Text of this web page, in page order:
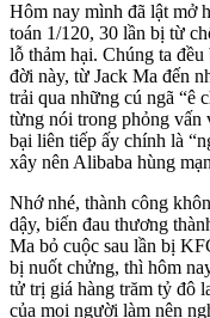
Hôm nay mình đã lật mở
toán 1/120, 30 lần bị từ
lỗ thảm hại. Chúng ta
đời này, từ Jack Ma đến
trải qua những cú ngã “ê
từng nói trong phỏng vấn
bại liên tiếp ấy chính là
xây nên Alibaba hùng
Nhớ nhé, thành công
dậy, biến đau thương
Ma bỏ cuộc sau lần bị
bị nuốt chửng, thì hôm
tử trị giá hàng trăm tỷ đô
của mọi người làm nên